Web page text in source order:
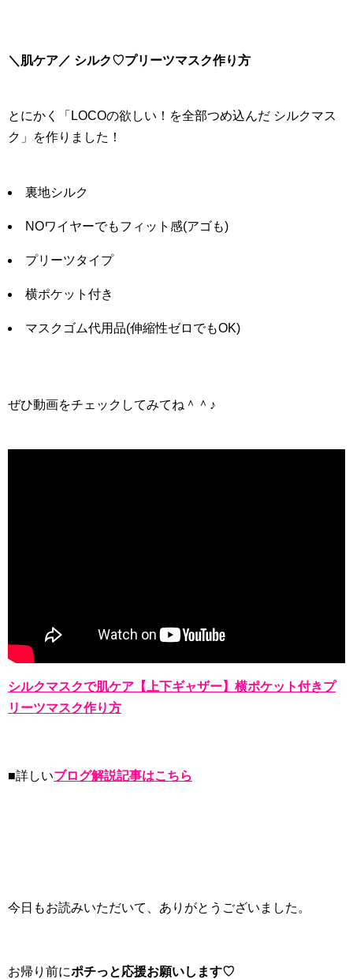
＼肌ケア／ シルク♡プリーツマスク作り方
とにかく「LOCOの欲しい！を全部つめ込んだ シルクマス
ク」を作りました！
裏地シルク
NOワイヤーでもフィット感(アゴも)
プリーツタイプ
横ポケット付き
マスクゴム代用品(伸縮性ゼロでもOK)
ぜひ動画をチェックしてみてね＾＾♪
シルクマスクで肌ケア【上下ギャザー】横ポケット付きプ
リーツマスク作り方
■詳しいブログ解説記事はこちら
今日もお読みいただいて、ありがとうございました。
お帰り前にポチっと応援お願いします♡